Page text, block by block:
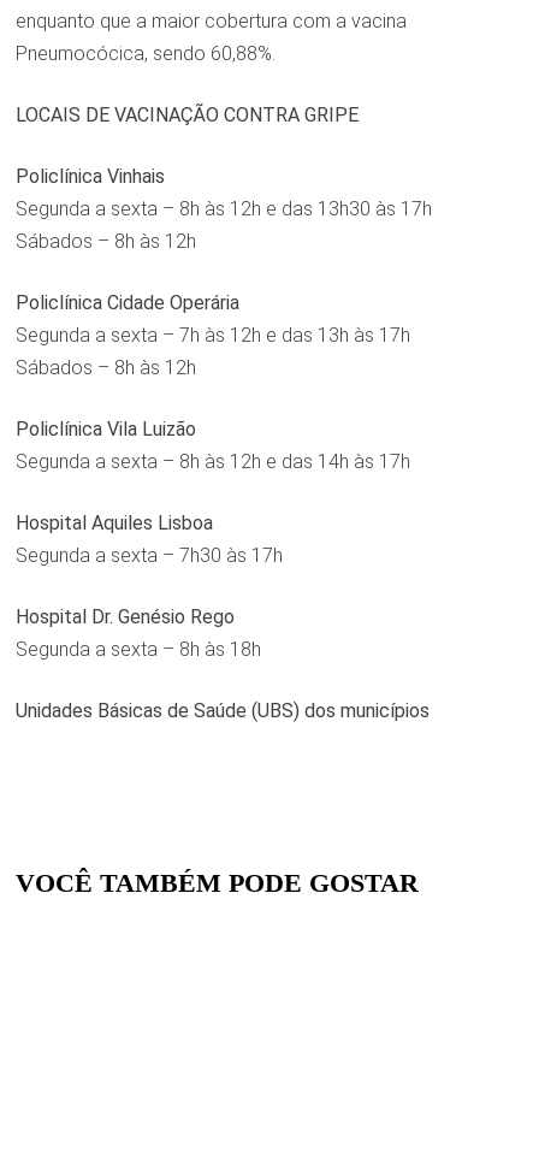
enquanto que a maior cobertura com a vacina
Pneumocócica, sendo 60,88%.
LOCAIS DE VACINAÇÃO CONTRA GRIPE
Policlínica Vinhais
Segunda a sexta – 8h às 12h e das 13h30 às 17h
Sábados – 8h às 12h
Policlínica Cidade Operária
Segunda a sexta – 7h às 12h e das 13h às 17h
Sábados – 8h às 12h
Policlínica Vila Luizão
Segunda a sexta – 8h às 12h e das 14h às 17h
Hospital Aquiles Lisboa
Segunda a sexta – 7h30 às 17h
Hospital Dr. Genésio Rego
Segunda a sexta – 8h às 18h
Unidades Básicas de Saúde (UBS) dos municípios
VOCÊ TAMBÉM PODE GOSTAR